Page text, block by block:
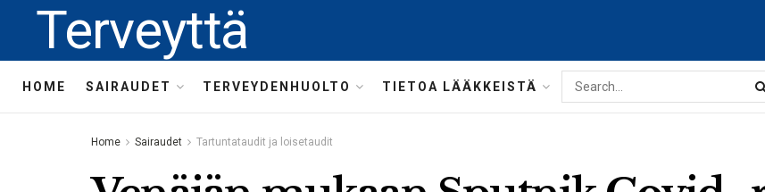
Terveyttä
HOME SAIRAUDET TERVEYDENHUOLTO TIETOA LÄÄKKEISTÄ
Home Sairaudet Tartuntataudit ja loisetaudit